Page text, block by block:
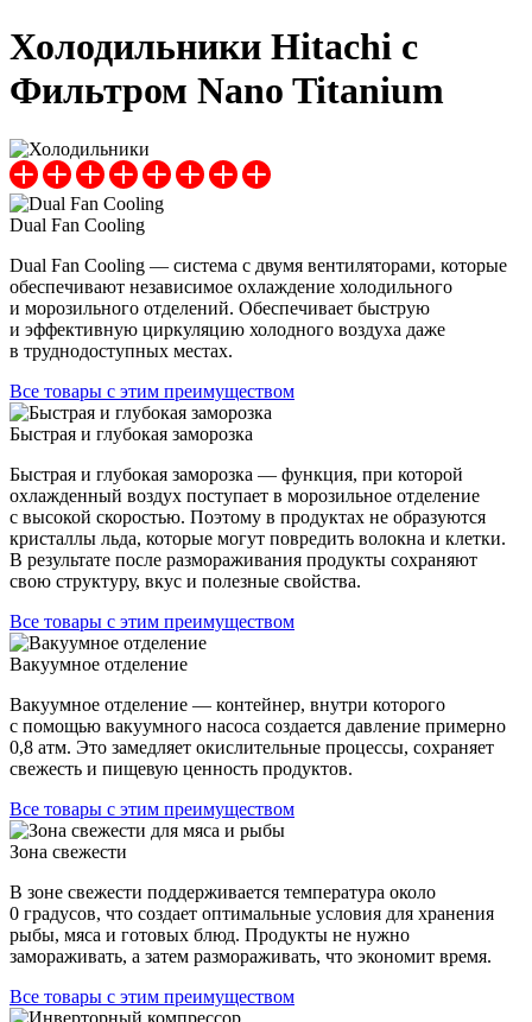
Холодильники Hitachi с
Фильтром Nano Titanium
Dual Fan Cooling
Dual Fan Cooling — система с двумя вентиляторами, которые
обеспечивают независимое охлаждение холодильного
и морозильного отделений. Обеспечивает быструю
и эффективную циркуляцию холодного воздуха даже
в труднодоступных местах.
Все товары с этим преимуществом
Быстрая и глубокая заморозка
Быстрая и глубокая заморозка — функция, при которой
охлажденный воздух поступает в морозильное отделение
с высокой скоростью. Поэтому в продуктах не образуются
кристаллы льда, которые могут повредить волокна и клетки.
В результате после размораживания продукты сохраняют
свою структуру, вкус и полезные свойства.
Все товары с этим преимуществом
Вакуумное отделение
Вакуумное отделение — контейнер, внутри которого
с помощью вакуумного насоса создается давление примерно
0,8 атм. Это замедляет окислительные процессы, сохраняет
свежесть и пищевую ценность продуктов.
Все товары с этим преимуществом
Зона свежести
В зоне свежести поддерживается температура около
0 градусов, что создает оптимальные условия для хранения
рыбы, мяса и готовых блюд. Продукты не нужно
замораживать, а затем размораживать, что экономит время.
Все товары с этим преимуществом